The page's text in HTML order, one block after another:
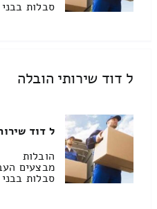
סבלות
ל דוד שירותי הובלה
ל דוד
הובלות
מבצעים
סבלות